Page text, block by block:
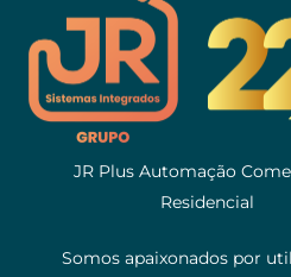
JR Plus Automação
Residencial
Somos apaixonados por